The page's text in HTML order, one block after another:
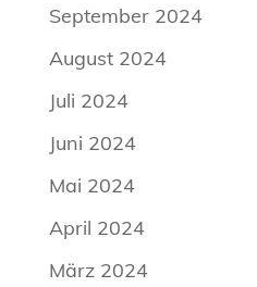
September 2024
August 2024
Juli 2024
Juni 2024
Mai 2024
April 2024
März 2024